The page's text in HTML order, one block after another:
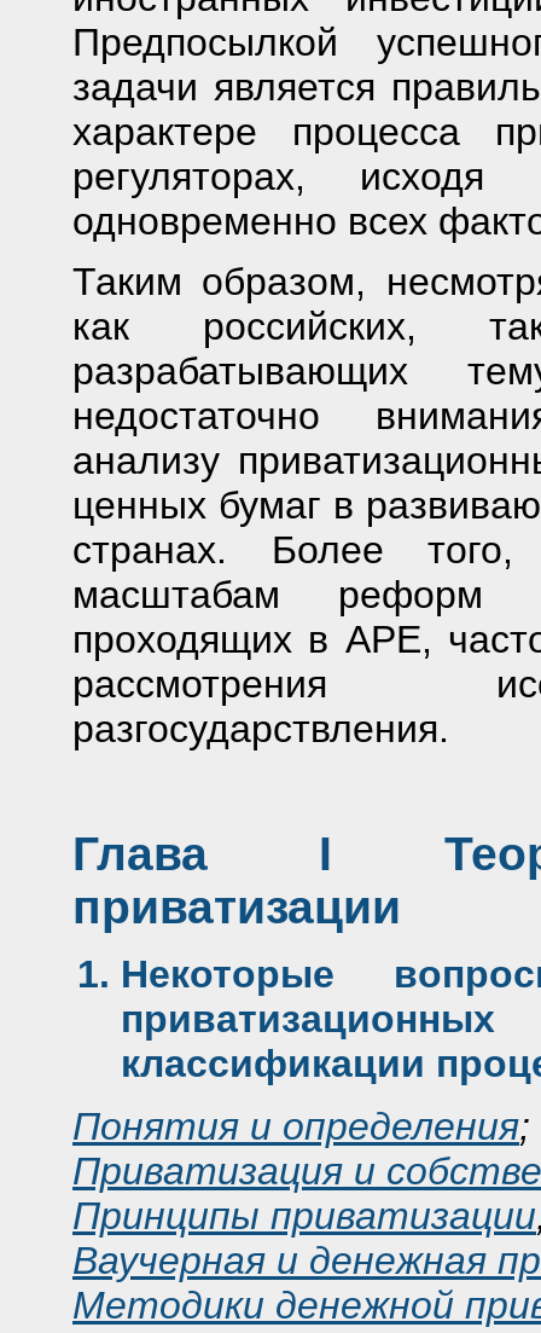
Предпосылкой
задачи является
характере процесса
регуляторах,
одновременно всех
Таким образом,
как российских,
разрабатывающих
недостаточно
анализу
ценных бумаг в
странах. Более
масштабам реформ
проходящих в АРЕ,
рассмотрения
разгосударствления.
Глава I
приватизации
Некоторые
классификации
Понятия и определения;
Приватизация и
Принципы приватизации
Ваучерная и денежная
Методики денежной